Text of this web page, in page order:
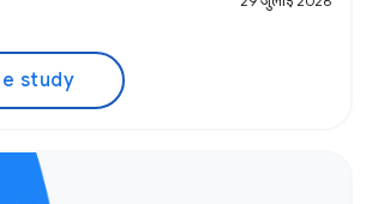
study